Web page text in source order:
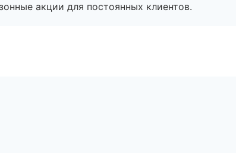
акции для постоянных клиентов.